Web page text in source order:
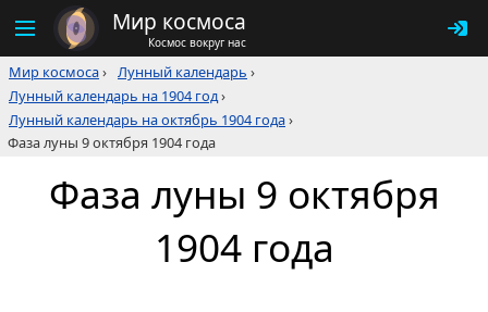
Мир космоса
Космос вокруг нас
Мир космоса› Лунный календарь ›
Лунный календарь на 1904 год›
Лунный календарь на октябрь 1904 года›
Фаза луны 9 октября 1904 года
Фаза луны 9 октября
1904 года